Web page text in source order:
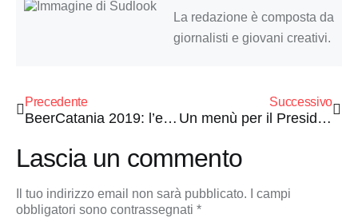
La redazione è composta da
giornalisti e giovani creativi.
Precedente
BeerCatania 2019: l’evento sulle birre artigianali dedicato a giovani e famiglie
Successivo
Un menù per il Presidente Mattarella: A Catania è pronto le vin d’honneur dei Vigili del Fuoco
Lascia un commento
Il tuo indirizzo email non sarà pubblicato.
I campi
obbligatori sono contrassegnati *